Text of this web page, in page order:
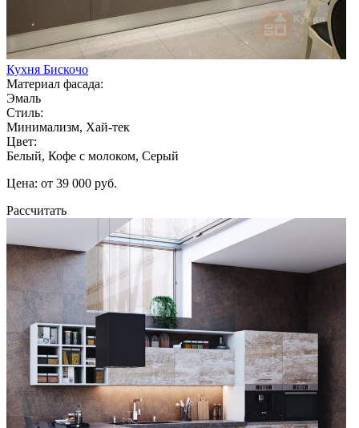
Кухня Бискочо
Материал фасада:
Эмаль
Стиль:
Минимализм, Хай-тек
Цвет:
Белый, Кофе с молоком, Серый
Цена: от 39 000 руб.
Рассчитать